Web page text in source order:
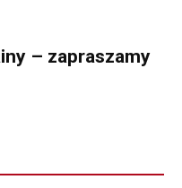
– zapraszamy